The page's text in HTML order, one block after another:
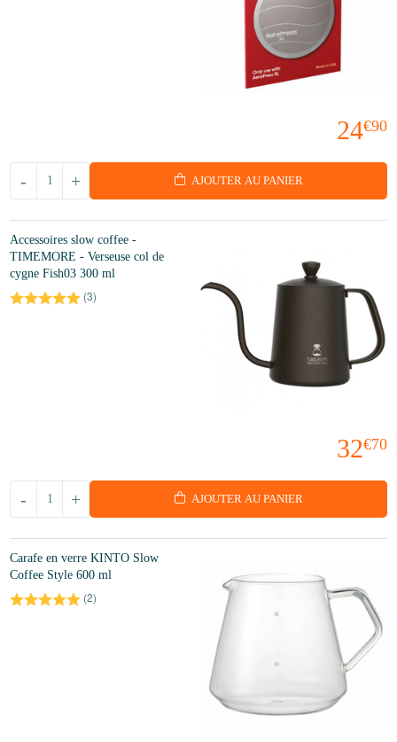
24€90
+
- AJOUTER AU PANIER
Accessoires slow coffee -
TIMEMORE - Verseuse col de
cygne Fish03 300 ml
(3)
32€70
+
- AJOUTER AU PANIER
Carafe en verre KINTO Slow
Coffee Style 600 ml
(2)